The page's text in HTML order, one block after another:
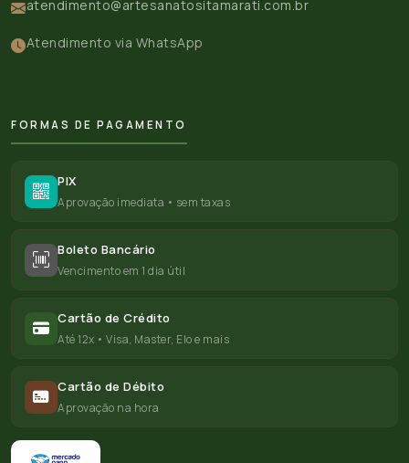
atendimento@artesanatositamarati.com.br
Atendimento via WhatsApp
FORMAS DE PAGAMENTO
PIX
Aprovação imediata • sem taxas
Boleto Bancário
Vencimento em 1 dia útil
Cartão de Crédito
Até 12x • Visa, Master, Elo e mais
Cartão de Débito
Aprovação na hora